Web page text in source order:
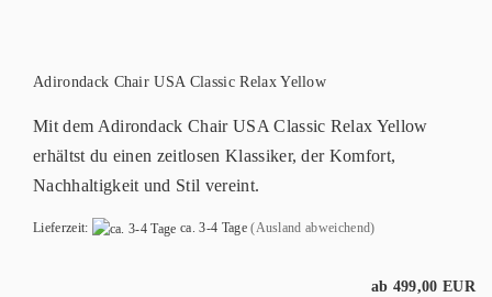
Adirondack Chair USA Classic Relax Yellow
Mit dem Adirondack Chair USA Classic Relax Yellow
erhältst du einen zeitlosen Klassiker, der Komfort,
Nachhaltigkeit und Stil vereint.
Lieferzeit: ca. 3-4 Tage (Ausland abweichend)
ab 499,00 EUR